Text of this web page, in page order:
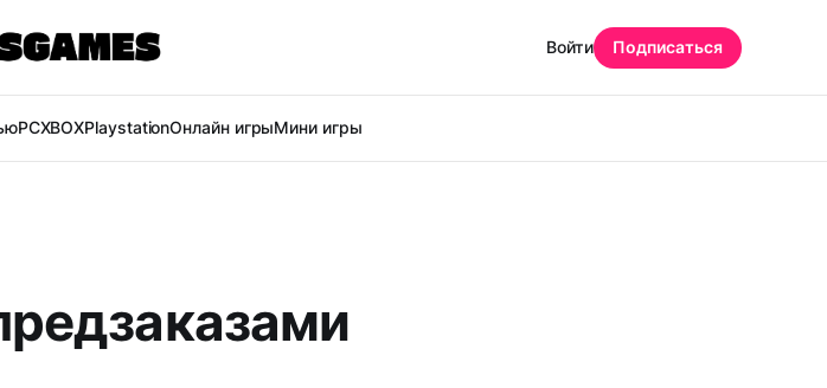
PCXBOXPlaystationОнлайн игрыМини игры
Войти Подписаться